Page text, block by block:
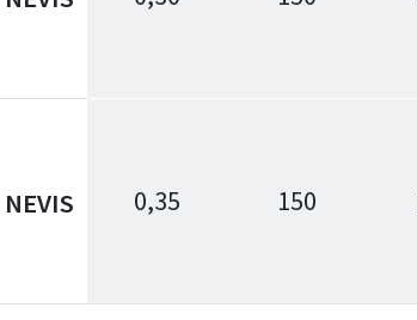
NEVIS 0,35 150